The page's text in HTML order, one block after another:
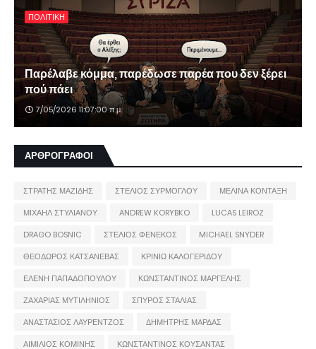
ΠΟΛΙΤΙΚΗ
Παρέλαβε κόμμα, παρέδωσε παρέα που δεν ξέρει
πού πάει
7/05/2026 11:07:00 π.μ.
ΑΡΘΡΟΓΡΑΦΟΙ
ΣΤΡΑΤΗΣ ΜΑΖΙΔΗΣ ΣΤΕΛΙΟΣ ΣΥΡΜΟΓΛΟΥ
ΜΕΛΙΝΑ ΚΟΝΤΑΞΗ
ΜΙΧΑΗΛ ΣΤΥΛΙΑΝΟΥ
ANDREW KORYBKO
LUCAS LEIROZ
DRAGO BOSNIC
ΣΤΕΛΙΟΣ ΦΕΝΕΚΟΣ
MICHAEL SNYDER
ΘΕΟΔΩΡΟΣ ΚΑΤΣΑΝΕΒΑΣ
ΚΡΙΝΙΩ ΚΑΛΟΓΕΡΙΔΟΥ
ΕΛΕΝΗ ΠΑΠΑΔΟΠΟΥΛΟΥ
ΚΩΝΣΤΑΝΤΙΝΟΣ ΜΑΡΓΕΛΗΣ
ΖΑΧΑΡΙΑΣ ΜΥΤΙΛΗΝΙΟΣ
ΣΠΥΡΟΣ ΣΤΑΛΙΑΣ
ΑΝΑΣΤΑΣΙΟΣ ΛΑΥΡΕΝΤΖΟΣ
ΔΗΜΗΤΡΗΣ ΜΑΡΔΑΣ
ΑΙΜΙΛΙΟΣ ΚΟΜΙΝΗΣ
ΚΩΝΣΤΑΝΤΙΝΟΣ ΚΟΥΣΑΝΤΑΣ